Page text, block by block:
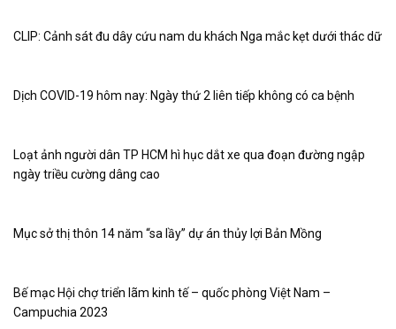
CLIP: Cảnh sát đu dây cứu nam du khách Nga mắc kẹt dưới thác dữ
Dịch COVID-19 hôm nay: Ngày thứ 2 liên tiếp không có ca bệnh
Loạt ảnh người dân TP HCM hì hục dắt xe qua đoạn đường ngập
ngày triều cường dâng cao
Mục sở thị thôn 14 năm “sa lầy” dự án thủy lợi Bản Mồng
Bế mạc Hội chợ triển lãm kinh tế – quốc phòng Việt Nam –
Campuchia 2023